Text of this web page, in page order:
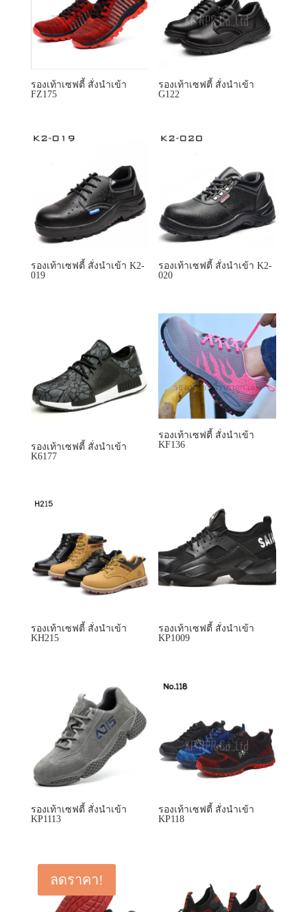
รองเท้าเซฟตี้ สั่งนำเข้า
FZ175
รองเท้าเซฟตี้ สั่งนำเข้า
G122
รองเท้าเซฟตี้ สั่งนำเข้า K2-
019
รองเท้าเซฟตี้ สั่งนำเข้า K2-
020
รองเท้าเซฟตี้ สั่งนำเข้า
K6177
รองเท้าเซฟตี้ สั่งนำเข้า
KF136
รองเท้าเซฟตี้ สั่งนำเข้า
KH215
รองเท้าเซฟตี้ สั่งนำเข้า
KP1009
รองเท้าเซฟตี้ สั่งนำเข้า
KP1113
รองเท้าเซฟตี้ สั่งนำเข้า
KP118
ลดราคา!